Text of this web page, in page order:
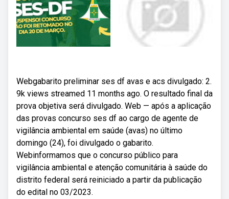
Webgabarito preliminar ses df avas e acs divulgado: 2.
9k views streamed 11 months ago. O resultado final da
prova objetiva será divulgado. Web — após a aplicação
das provas concurso ses df ao cargo de agente de
vigilância ambiental em saúde (avas) no último
domingo (24), foi divulgado o gabarito.
Webinformamos que o concurso público para
vigilância ambiental e atenção comunitária à saúde do
distrito federal será reiniciado a partir da publicação
do edital no 03/2023.